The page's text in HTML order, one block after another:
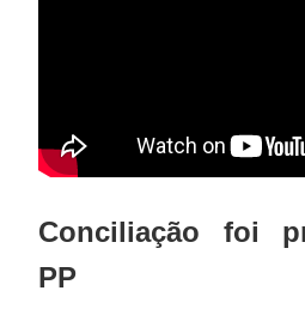
Conciliação foi
PP